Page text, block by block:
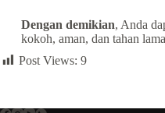
Dengan demikian, Anda
kokoh, aman, dan tahan
Post Views: 9